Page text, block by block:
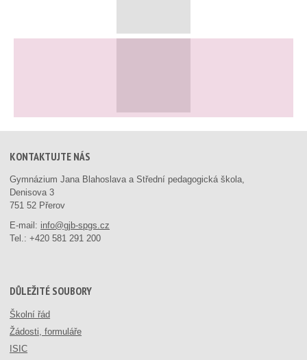
KONTAKTUJTE NÁS
Gymnázium Jana Blahoslava a Střední pedagogická škola,
Denisova 3
751 52 Přerov
E-mail: info@gjb-spgs.cz
Tel.:+420 581 291 200
DŮLEŽITÉ SOUBORY
Školní řád
Žádosti, formuláře
ISIC